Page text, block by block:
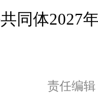
同体2027
责任编